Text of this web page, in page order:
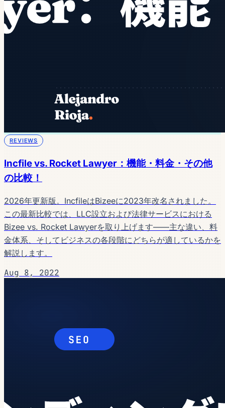
REVIEWS
Incfile vs. Rocket Lawyer：機能・料金・その他
の比較！
2026年更新版。IncfileはBizeeに2023年改名されました。
この最新比較では、LLC設立および法律サービスにおける
Bizee vs. Rocket Lawyerを取り上げます——主な違い、料
金体系、そしてビジネスの各段階にどちらが適しているかを
解説します。
Aug 8, 2022